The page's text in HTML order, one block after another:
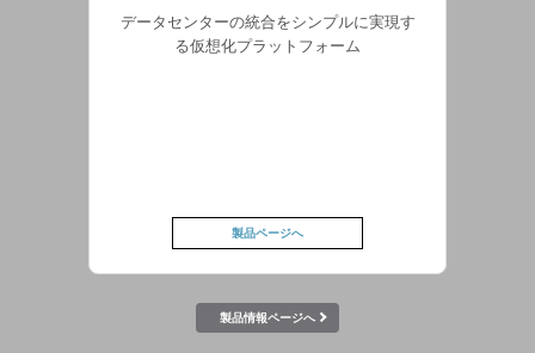
データセンターの統合をシンプルに実現す
る仮想化プラットフォーム
製品ページへ
製品情報ページへ